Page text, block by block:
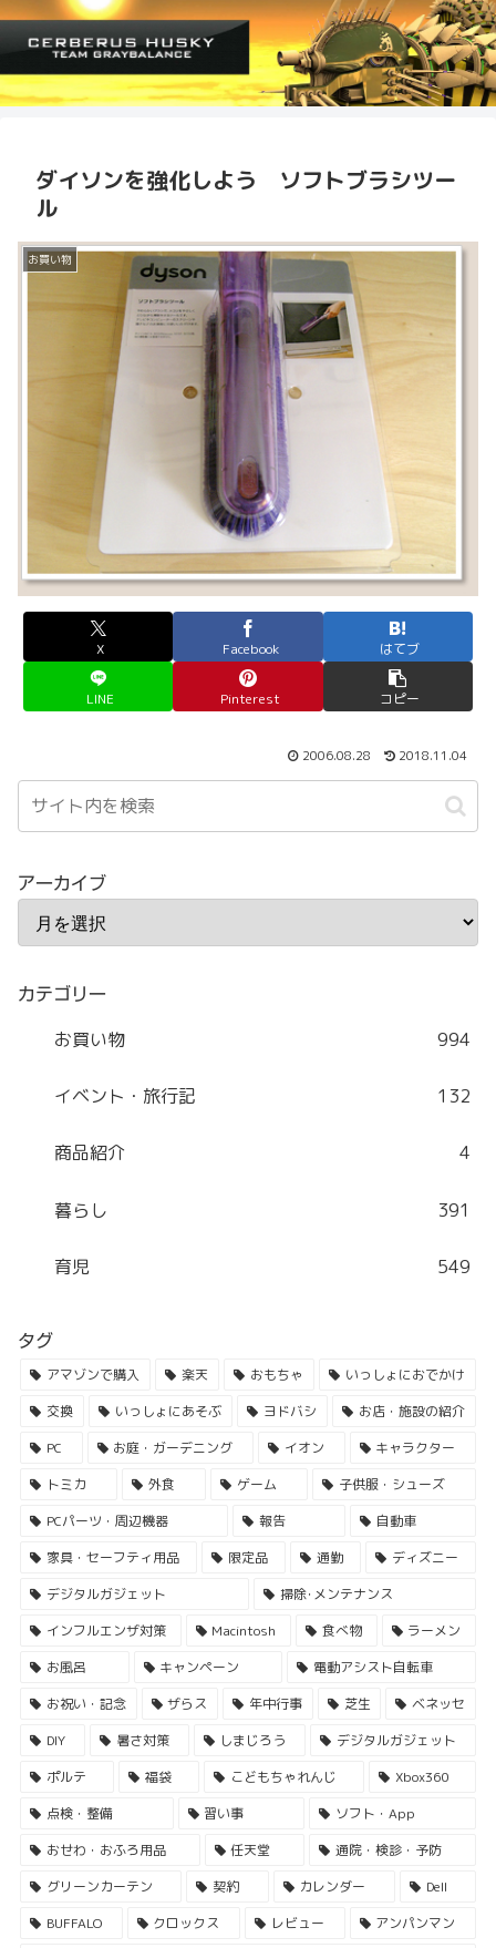
ダイソンを強化しよう ソフトブラシツー
ル
お買い物
X Facebook はてブ
LINE Pinterest コピー
2006.08.28 2018.11.04
アーカイブ
カテゴリー
お買い物 994
イベント・旅行記 132
商品紹介 4
暮らし 391
育児 549
タグ
アマゾンで購入 楽天 おもちゃ
いっしょにおでかけ
交換
いっしょにあそぶ ヨドバシ
お店・施設の紹介
PC
お庭・ガーデニング イオン
キャラクター
トミカ
外食 ゲーム
子供服・シューズ
PCパーツ・周辺機器
報告
自動車
家具・セーフティ用品
限定品 通勤
ディズニー
デジタルガジェット
掃除･メンテナンス
インフルエンザ対策
Macintosh 食べ物
ラーメン
お風呂
キャンペーン
電動アシスト自転車
お祝い・記念
ザらス 年中行事 芝生
ベネッセ
DIY
暑さ対策 しまじろう
デジタルガジェット
ポルテ
福袋 こどもちゃれんじ
Xbox360
点検・整備
習い事
ソフト・App
おせわ・おふろ用品
任天堂
通院・検診・予防
グリーンカーテン
契約 カレンダー
Dell
BUFFALO
クロックス レビュー
アンパンマン